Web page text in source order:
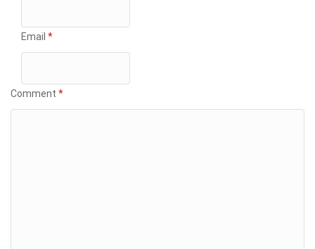
Email *
Comment *